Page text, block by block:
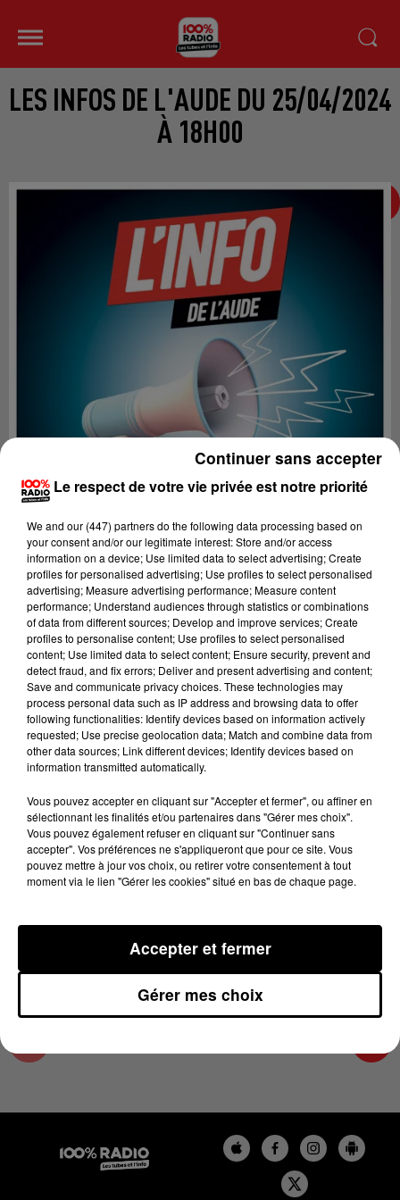
LES INFOS DE L'AUDE DU 25/04/2024
À 18H00
Lecture (4 min 53 sec)
100%
100% Radio les infos de l'Aude
25 avril 2024 - 4 min 53 sec
LES INFOS DE L'AUDE DU 25/04/2024 À
18H00
Les infos de l'Aude
Le respect de votre vie privée est notre priorité
We and our (447) partnersdo the following data processing based on
your consent and/or our legitimate interest: Store and/or access
information on a device; Use limited data to select advertising; Create
profiles for personalised advertising; Use profiles to select personalised
advertising; Measure advertising performance; Measure content
performance; Understand audiences through statistics or combinations
of data from different sources; Develop and improve services; Create
profiles to personalise content; Use profiles to select personalised
content; Use limited data to select content; Ensure security, prevent and
detect fraud, and fix errors; Deliver and present advertising and content;
Save and communicate privacy choices. These technologies may
process personal data such as IP address and browsing data to offer
following functionalities: Identify devices based on information actively
requested; Use precise geolocation data; Match and combine data from
other data sources; Link different devices; Identify devices based on
information transmitted automatically.
Vous pouvez accepter en cliquant sur "Accepter et fermer", ou affiner en
sélectionnant les finalités et/ou partenaires dans "Gérer mes choix".
Vous pouvez également refuser en cliquant sur "Continuer sans
accepter". Vos préférences ne s'appliqueront que pour ce site. Vous
pouvez mettre à jour vos choix, ou retirer votre consentement à tout
moment via le lien "Gérer les cookies" situé en bas de chaque page.
Gérer mes choix
Accepter et fermer
Continuer sans accepter